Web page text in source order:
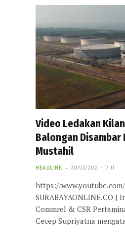
Video Ledakan
Balongan
Mustahil
HEADLINE 30/03/2021 - 17:11
https://www.youtube.com/
SURABAYAONLINE.CO |
Commrel & CSR
Cecep Supriyatna